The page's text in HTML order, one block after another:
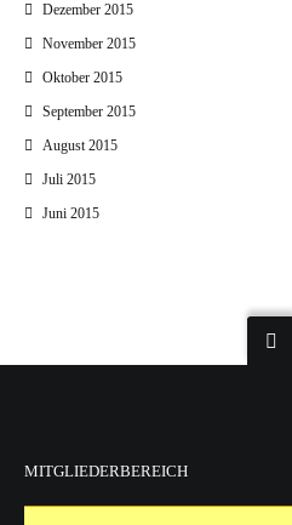
Dezember 2015
November 2015
Oktober 2015
September 2015
August 2015
Juli 2015
Juni 2015
MITGLIEDERBEREICH